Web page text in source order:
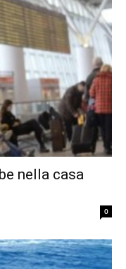
nella casa
0